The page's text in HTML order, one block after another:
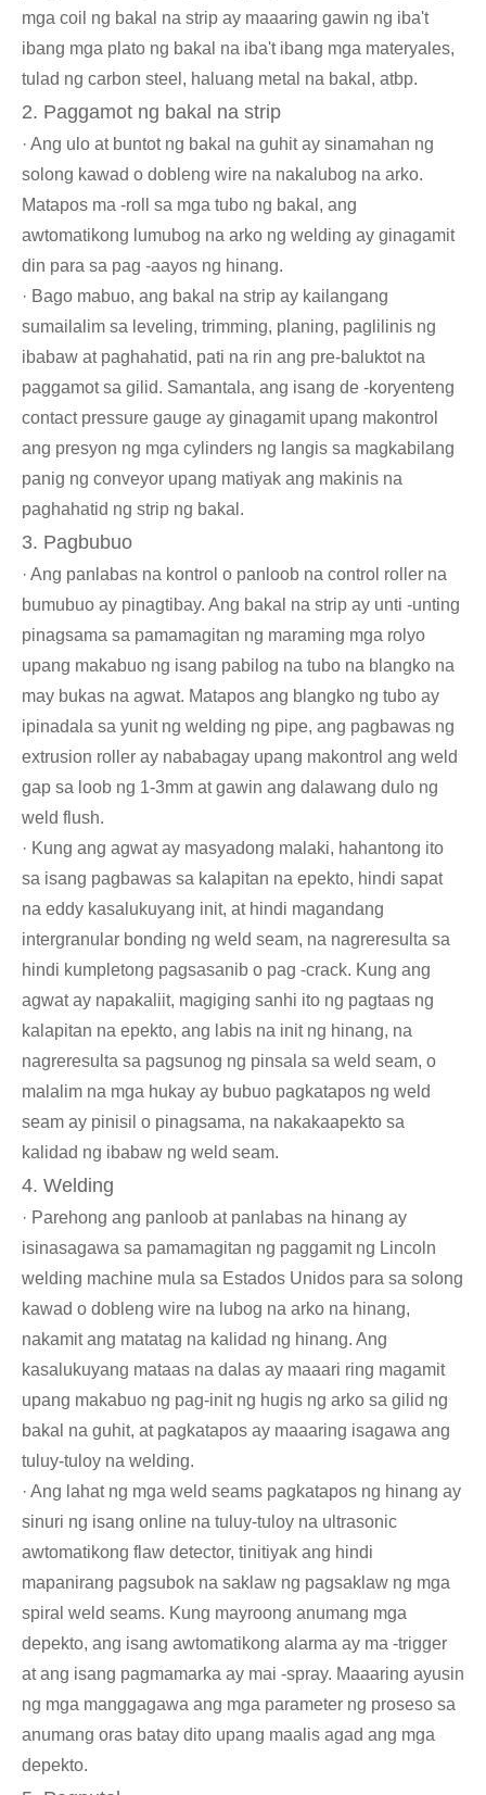
mga coil ng bakal na strip ay maaaring gawin ng iba't
ibang mga plato ng bakal na iba't ibang mga materyales,
tulad ng carbon steel, haluang metal na bakal, atbp.
2. Paggamot ng bakal na strip
· Ang ulo at buntot ng bakal na guhit ay sinamahan ng
solong kawad o dobleng wire na nakalubog na arko.
Matapos ma -roll sa mga tubo ng bakal, ang
awtomatikong lumubog na arko ng welding ay ginagamit
din para sa pag -aayos ng hinang.
· Bago mabuo, ang bakal na strip ay kailangang
sumailalim sa leveling, trimming, planing, paglilinis ng
ibabaw at paghahatid, pati na rin ang pre-baluktot na
paggamot sa gilid. Samantala, ang isang de -koryenteng
contact pressure gauge ay ginagamit upang makontrol
ang presyon ng mga cylinders ng langis sa magkabilang
panig ng conveyor upang matiyak ang makinis na
paghahatid ng strip ng bakal.
3. Pagbubuo
· Ang panlabas na kontrol o panloob na control roller na
bumubuo ay pinagtibay. Ang bakal na strip ay unti -unting
pinagsama sa pamamagitan ng maraming mga rolyo
upang makabuo ng isang pabilog na tubo na blangko na
may bukas na agwat. Matapos ang blangko ng tubo ay
ipinadala sa yunit ng welding ng pipe, ang pagbawas ng
extrusion roller ay nababagay upang makontrol ang weld
gap sa loob ng 1-3mm at gawin ang dalawang dulo ng
weld flush.
· Kung ang agwat ay masyadong malaki, hahantong ito
sa isang pagbawas sa kalapitan na epekto, hindi sapat
na eddy kasalukuyang init, at hindi magandang
intergranular bonding ng weld seam, na nagreresulta sa
hindi kumpletong pagsasanib o pag -crack. Kung ang
agwat ay napakaliit, magiging sanhi ito ng pagtaas ng
kalapitan na epekto, ang labis na init ng hinang, na
nagreresulta sa pagsunog ng pinsala sa weld seam, o
malalim na mga hukay ay bubuo pagkatapos ng weld
seam ay pinisil o pinagsama, na nakakaapekto sa
kalidad ng ibabaw ng weld seam.
4. Welding
· Parehong ang panloob at panlabas na hinang ay
isinasagawa sa pamamagitan ng paggamit ng Lincoln
welding machine mula sa Estados Unidos para sa solong
kawad o dobleng wire na lubog na arko na hinang,
nakamit ang matatag na kalidad ng hinang. Ang
kasalukuyang mataas na dalas ay maaari ring magamit
upang makabuo ng pag-init ng hugis ng arko sa gilid ng
bakal na guhit, at pagkatapos ay maaaring isagawa ang
tuluy-tuloy na welding.
· Ang lahat ng mga weld seams pagkatapos ng hinang ay
sinuri ng isang online na tuluy-tuloy na ultrasonic
awtomatikong flaw detector, tinitiyak ang hindi
mapanirang pagsubok na saklaw ng pagsaklaw ng mga
spiral weld seams. Kung mayroong anumang mga
depekto, ang isang awtomatikong alarma ay ma -trigger
at ang isang pagmamarka ay mai -spray. Maaaring ayusin
ng mga manggagawa ang mga parameter ng proseso sa
anumang oras batay dito upang maalis agad ang mga
depekto.